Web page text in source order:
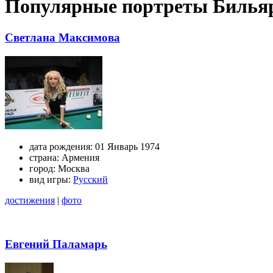
Популярные портреты
Светлана Максимова
дата рождения: 01 Январь 1974
страна: Армения
город: Москва
вид игры: Русский
достижения | фото
Евгений Паламарь